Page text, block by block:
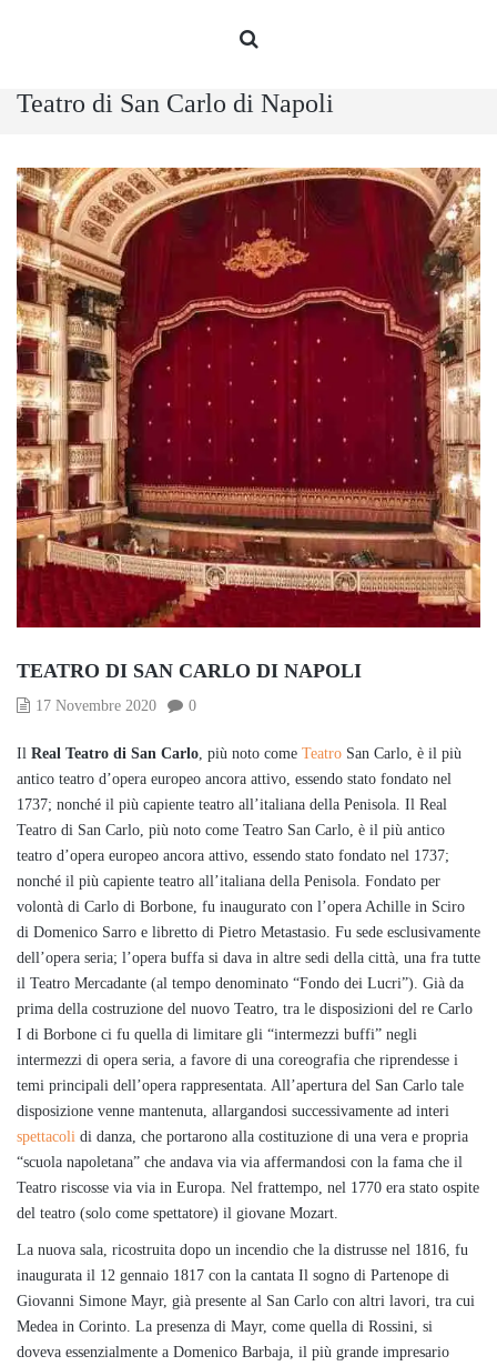
Teatro di San Carlo di Napoli
TEATRO DI SAN CARLO DI NAPOLI
17 Novembre 2020 0
Il Real Teatro di San Carlo, più noto come Teatro San Carlo, è il più
antico teatro d’opera europeo ancora attivo, essendo stato fondato nel
1737; nonché il più capiente teatro all’italiana della Penisola. Il Real
Teatro di San Carlo, più noto come Teatro San Carlo, è il più antico
teatro d’opera europeo ancora attivo, essendo stato fondato nel 1737;
nonché il più capiente teatro all’italiana della Penisola. Fondato per
volontà di Carlo di Borbone, fu inaugurato con l’opera Achille in Sciro
di Domenico Sarro e libretto di Pietro Metastasio. Fu sede esclusivamente
dell’opera seria; l’opera buffa si dava in altre sedi della città, una fra tutte
il Teatro Mercadante (al tempo denominato “Fondo dei Lucri”). Già da
prima della costruzione del nuovo Teatro, tra le disposizioni del re Carlo
I di Borbone ci fu quella di limitare gli “intermezzi buffi” negli
intermezzi di opera seria, a favore di una coreografia che riprendesse i
temi principali dell’opera rappresentata. All’apertura del San Carlo tale
disposizione venne mantenuta, allargandosi successivamente ad interi
spettacoli di danza, che portarono alla costituzione di una vera e propria
“scuola napoletana” che andava via via affermandosi con la fama che il
Teatro riscosse via via in Europa. Nel frattempo, nel 1770 era stato ospite
del teatro (solo come spettatore) il giovane Mozart.
La nuova sala, ricostruita dopo un incendio che la distrusse nel 1816, fu
inaugurata il 12 gennaio 1817 con la cantata Il sogno di Partenope di
Giovanni Simone Mayr, già presente al San Carlo con altri lavori, tra cui
Medea in Corinto. La presenza di Mayr, come quella di Rossini, si
doveva essenzialmente a Domenico Barbaja, il più grande impresario